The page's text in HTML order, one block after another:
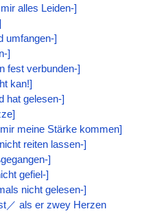
alles Leiden-]
umfangen-]
]
fest verbunden-]
kan!]
hat gelesen-]
meine Stärke kommen]
reiten lassen-]
]
gefiel-]
nicht gelesen-]
／ als er zwey Herzen